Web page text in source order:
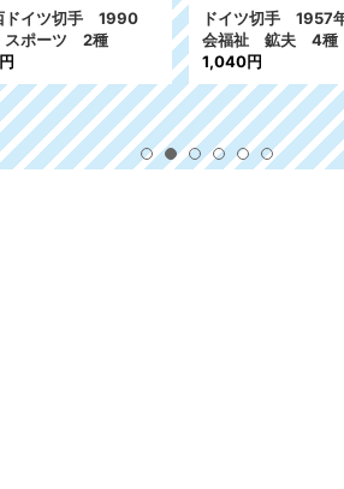
ドイツ切手 1998年 青
少年福祉 テレビアニ
メ コミック 5種
477円
スイス切手
福祉50年 リ
5種
450円